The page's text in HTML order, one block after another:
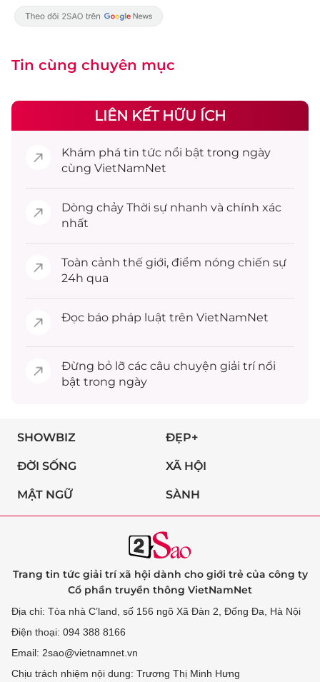
Tin cùng chuyên mục
LIÊN KẾT HỮU ÍCH
Khám phá tin tức nổi bật trong ngày
cùng VietNamNet
Dòng chảy Thời sự nhanh và chính xác
nhất
Toàn cảnh thế giới, điểm nóng chiến sự
24h qua
Đọc báo pháp luật trên VietNamNet
Đừng bỏ lỡ các câu chuyện giải trínổi
bật trong ngày
SHOWBIZ ĐẸP+
ĐỜI SỐNG XÃ HỘI
MẬT NGỮ SÀNH
Trang tin tức giải trí xã hội dành cho giới trẻ của công ty
Cổ phần truyền thông VietNamNet
Địa chỉ: Tòa nhà C’land, số 156 ngõ Xã Đàn 2, Đống Đa, Hà Nội
Điện thoại: 094 388 8166
Email: 2sao@vietnamnet.vn
Chịu trách nhiệm nội dung: Trương Thị Minh Hưng